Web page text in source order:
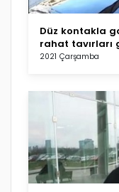
Düz kontakla
rahat tavırları
2021 Çarşamba